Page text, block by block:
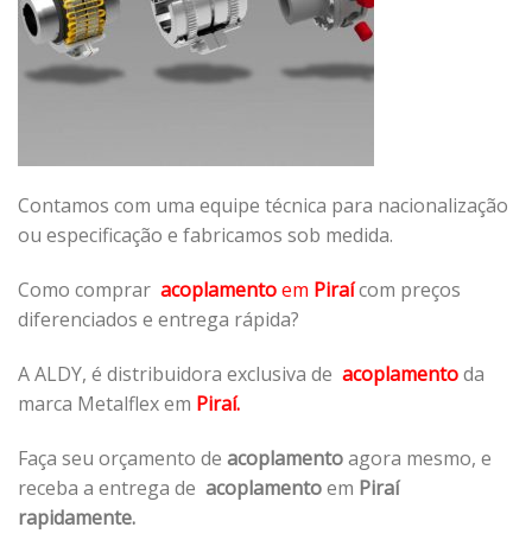
Contamos com uma equipe técnica para nacionalização
ou especificação e fabricamos sob medida.
Como comprar acoplamentoem Piraícom preços
diferenciados e entrega rápida?
A ALDY, é distribuidora exclusiva de acoplamentoda
marca Metalflex em Piraí.
Faça seu orçamento de acoplamentoagora mesmo, e
receba a entrega de acoplamentoem Piraí
rapidamente.